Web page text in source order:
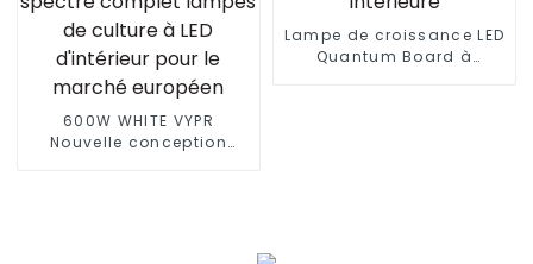
600W WHITE VYPR
Nouvelle conception
Lampe de croissance LED
Quantum Board à